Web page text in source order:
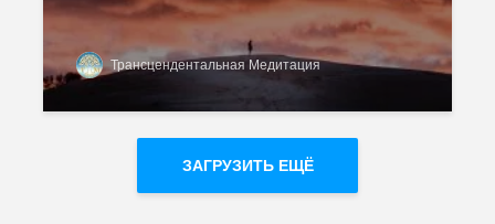
Трансцендентальная Медитация
ЗАГРУЗИТЬ ЕЩЁ